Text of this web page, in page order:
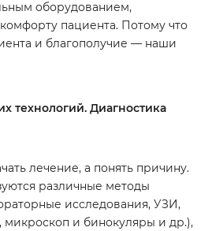
оборудованием,
пациента. Потому что
и благополучие — наши
технологий. Диагностика
лечение, а понять причину.
различные методы
исследования, УЗИ,
микроскоп и бинокуляры и др.),